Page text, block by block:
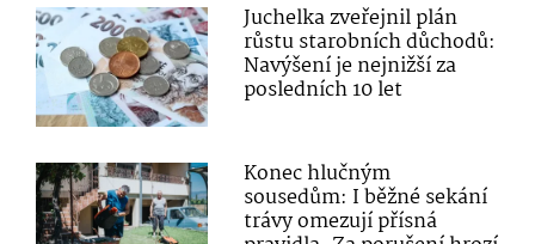
Juchelka zveřejnil plán
růstu starobních důchodů:
Navýšení je nejnižší za
posledních 10 let
Konec hlučným
sousedům: I běžné sekání
trávy omezují přísná